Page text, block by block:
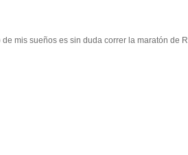
mis sueños es sin duda correr la maratón de